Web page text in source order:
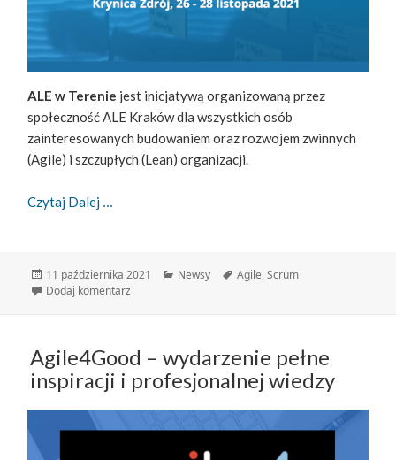
ALE w Terenie jest inicjatywą organizowaną przez
społeczność ALE Kraków dla wszystkich osób
zainteresowanych budowaniem oraz rozwojem zwinnych
(Agile) i szczupłych (Lean) organizacji.
Czytaj Dalej
Data
publikacji
11 października 2021 Kategorie
Newsy Tagi
Agile,Scrum
Dodaj komentarz
Agile4Good – wydarzenie pełne
inspiracji i profesjonalnej wiedzy